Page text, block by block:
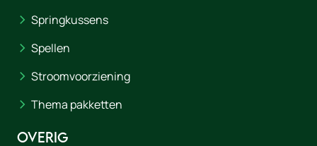
Springkussens
Spellen
Stroomvoorziening
Thema pakketten
Overig